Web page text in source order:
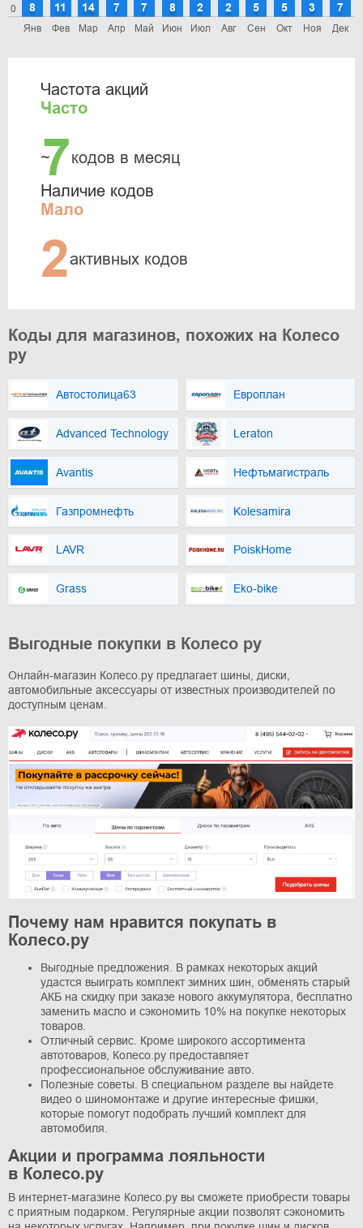
0
Янв
8
Фев
11
Мар
14
Апр
7
Май
7
Июн
8
Июл
2
Авг
2
Сен
5
Окт
5
Ноя
3
Дек
7
Частота акций
Часто
~
7кодов в месяц
Наличие кодов
Мало
2активных кодов
Коды для магазинов, похожих на Колесо
ру
Автостолица63 Европлан
Advanced Technology Leraton
Avantis Нефтьмагистраль
Газпромнефть Kоlesamira
LAVR PoiskHome
Grass Eko-bike
Выгодные покупки в Колесо ру
Онлайн-магазин Колесо.ру предлагает шины, диски,
автомобильные аксессуары от известных производителей по
доступным ценам.
Почему нам нравится покупать в
Колесо.ру
Выгодные предложения. В рамках некоторых акций
удастся выиграть комплект зимних шин, обменять старый
АКБ на скидку при заказе нового аккумулятора, бесплатно
заменить масло и сэкономить 10% на покупке некоторых
товаров.
Отличный сервис. Кроме широкого ассортимента
автотоваров, Колесо.ру предоставляет
профессиональное обслуживание авто.
Полезные советы. В специальном разделе вы найдете
видео о шиномонтаже и другие интересные фишки,
которые помогут подобрать лучший комплект для
автомобиля.
Акции и программа лояльности
в Колесо.ру
В интернет-магазине Колесо.ру вы сможете приобрести товары
с приятным подарком. Регулярные акции позволят сэкономить